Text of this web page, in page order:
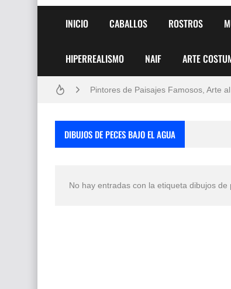
INICIO CABALLOS ROSTROS
HIPERREALISMO NAIF ARTE
Frutas y Flores Para Colorear
Pintores de Paisajes Famosos, Arte
DIBUJOS DE PECES BAJO EL AGUA
No hay entradas con la etiqueta dibujos de